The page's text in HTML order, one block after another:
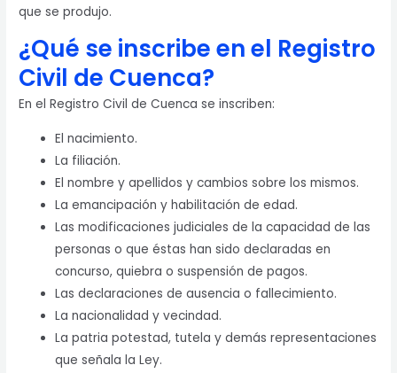
que se produjo.
¿Qué se inscribe en el Registro
Civil de Cuenca?
En el Registro Civil de Cuenca se inscriben:
El nacimiento.
La filiación.
El nombre y apellidos y cambios sobre los mismos.
La emancipación y habilitación de edad.
Las modificaciones judiciales de la capacidad de las
personas o que éstas han sido declaradas en
concurso, quiebra o suspensión de pagos.
Las declaraciones de ausencia o fallecimiento.
La nacionalidad y vecindad.
La patria potestad, tutela y demás representaciones
que señala la Ley.